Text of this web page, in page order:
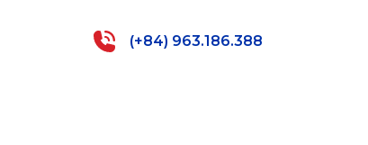
(+84) 963.186.388